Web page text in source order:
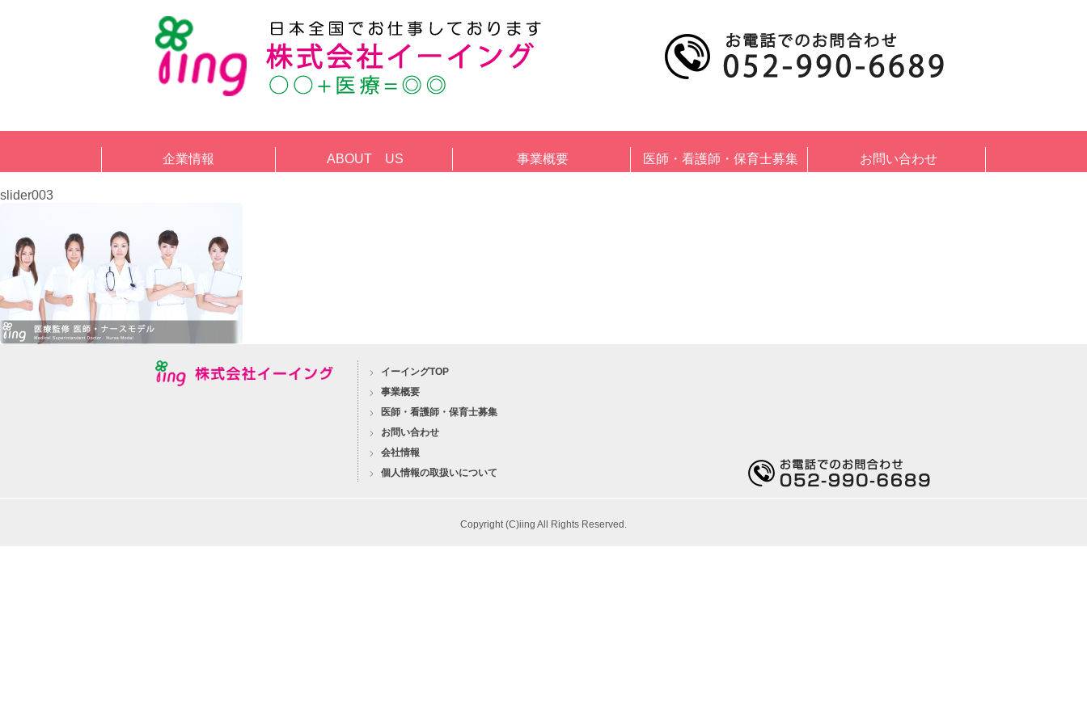
企業情報 ABOUT US 事業概要 医師・看護師・保育士募集 お問い合わせ
slider003
イーイングTOP
事業概要
医師・看護師・保育士募集
お問い合わせ
会社情報
個人情報の取扱いについて
Copyright (C)iing All Rights Reserved.